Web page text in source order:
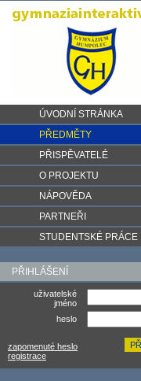
ÚVODNÍ STRÁNKA
PŘEDMĚTY
PŘISPĚVATELÉ
O PROJEKTU
NÁPOVĚDA
PARTNEŘI
STUDENTSKÉ PRÁCE
PŘIHLÁŠENÍ
uživatelské
jméno
heslo
zapomenuté heslo
registrace